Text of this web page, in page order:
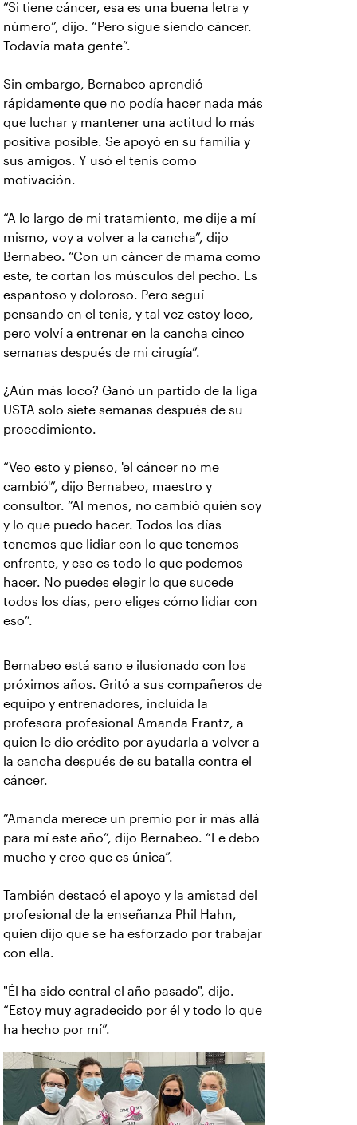
“Si tiene cáncer, esa es una buena letra y
número”, dijo. “Pero sigue siendo cáncer.
Todavía mata gente”.
Sin embargo, Bernabeo aprendió
rápidamente que no podía hacer nada más
que luchar y mantener una actitud lo más
positiva posible. Se apoyó en su familia y
sus amigos. Y usó el tenis como
motivación.
“A lo largo de mi tratamiento, me dije a mí
mismo, voy a volver a la cancha”, dijo
Bernabeo. “Con un cáncer de mama como
este, te cortan los músculos del pecho. Es
espantoso y doloroso. Pero seguí
pensando en el tenis, y tal vez estoy loco,
pero volví a entrenar en la cancha cinco
semanas después de mi cirugía”.
¿Aún más loco? Ganó un partido de la liga
USTA solo siete semanas después de su
procedimiento.
“Veo esto y pienso, 'el cáncer no me
cambió'”, dijo Bernabeo, maestro y
consultor. “Al menos, no cambió quién soy
y lo que puedo hacer. Todos los días
tenemos que lidiar con lo que tenemos
enfrente, y eso es todo lo que podemos
hacer. No puedes elegir lo que sucede
todos los días, pero eliges cómo lidiar con
eso”.
Bernabeo está sano e ilusionado con los
próximos años. Gritó a sus compañeros de
equipo y entrenadores, incluida la
profesora profesional Amanda Frantz, a
quien le dio crédito por ayudarla a volver a
la cancha después de su batalla contra el
cáncer.
“Amanda merece un premio por ir más allá
para mí este año”, dijo Bernabeo. “Le debo
mucho y creo que es única”.
También destacó el apoyo y la amistad del
profesional de la enseñanza Phil Hahn,
quien dijo que se ha esforzado por trabajar
con ella.
"Él ha sido central el año pasado", dijo.
“Estoy muy agradecido por él y todo lo que
ha hecho por mí”.